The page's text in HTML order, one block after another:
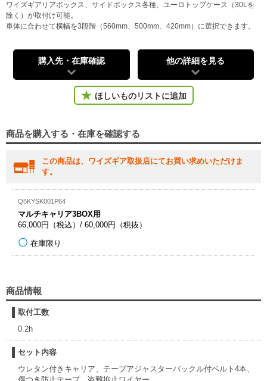
ワイズギアリアボックス、サイドボックス各種、ユーロトップケース（30Lを
除く）が取付け可能。
車体に合わせて横幅を3段階（560mm、500mm、420mm）に選択できます。
購入先・在庫確認 他の詳細を見る
ほしいものリストに追加
商品を購入する・在庫を確認する
この商品は、ワイズギア取扱店にてお買い求めいただけま
す。
Q5KYSK001P64
マルチキャリア3BOX用
66,000円（税込）/ 60,000円（税抜）
在庫限り
商品情報
取付工数
0.2h
セット内容
ウレタン付きキャリア、テープアジャスターバックル付ベルト4本、